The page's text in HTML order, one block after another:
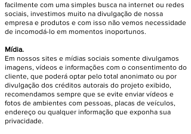
facilmente com uma simples busca na internet ou redes
sociais, investimos muito na divulgação de nossa
empresa e produtos e com isso não vemos necessidade
de incomodá-lo em momentos inoportunos.
Mídia.
Em nossos sites e mídias sociais somente divulgamos
imagens, vídeos e informações com o consentimento do
cliente, que poderá optar pelo total anonimato ou por
divulgação dos créditos autorais do projeto exibido,
recomendamos sempre que se evite enviar vídeos e
fotos de ambientes com pessoas, placas de veículos,
endereço ou qualquer informação que exponha sua
privacidade.